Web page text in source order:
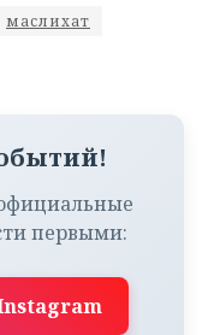
маслихат
первыми: